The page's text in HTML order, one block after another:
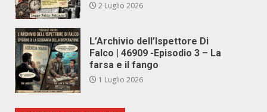
2 Luglio 2026
L’Archivio dell’Ispettore Di
Falco | 46909 -Episodio 3 – La
farsa e il fango
1 Luglio 2026